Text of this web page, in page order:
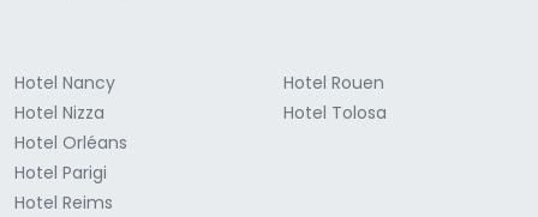
Hotel Nancy
Hotel Nizza
Hotel Orléans
Hotel Parigi
Hotel Reims
Hotel Rouen
Hotel Tolosa